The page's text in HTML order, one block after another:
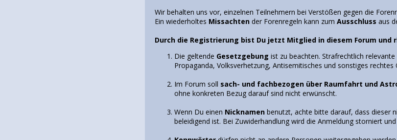
Wir behalten uns vor, einzelnen Teilnehmern bei Verstößen gegen die
Ein wiederholtes Missachten der Forenregeln kann zumAusschluss aus
Durch die Registrierung bist Du jetzt Mitglied in diesem Forum
Die geltende Gesetzgebung ist zu beachten. Strafrechtlich
Propaganda, Volksverhetzung, Antisemitisches und sonstiges rechtes
Im Forum soll sach- und fachbezogen über Raumfahrt und
ohne konkreten Bezug darauf sind nicht erwünscht.
Wenn Du einen Nicknamen benutzt, achte bitte darauf, dass dieser
beleidigend ist. Bei Zuwiderhandlung wird die Anmeldung storniert